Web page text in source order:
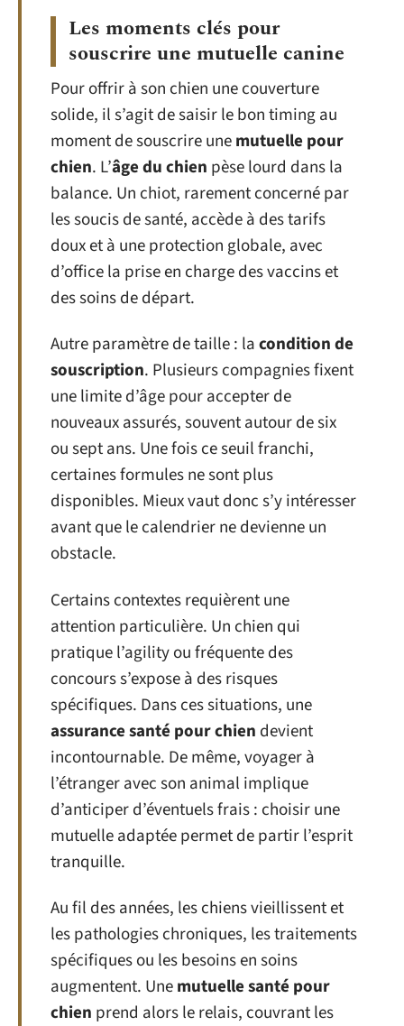
Les moments clés pour
souscrire une mutuelle canine
Pour offrir à son chien une couverture
solide, il s’agit de saisir le bon timing au
moment de souscrire unemutuelle pour
chien. L’âge du chien pèse lourd dans la
balance. Un chiot, rarement concerné par
les soucis de santé, accède à des tarifs
doux et à une protection globale, avec
d’office la prise en charge des vaccins et
des soins de départ.
Autre paramètre de taille : lacondition de
souscription. Plusieurs compagnies fixent
une limite d’âge pour accepter de
nouveaux assurés, souvent autour de six
ou sept ans. Une fois ce seuil franchi,
certaines formules ne sont plus
disponibles. Mieux vaut donc s’y intéresser
avant que le calendrier ne devienne un
obstacle.
Certains contextes requièrent une
attention particulière. Un chien qui
pratique l’agility ou fréquente des
concours s’expose à des risques
spécifiques. Dans ces situations, une
assurance santé pour chien devient
incontournable. De même, voyager à
l’étranger avec son animal implique
d’anticiper d’éventuels frais : choisir une
mutuelle adaptée permet de partir l’esprit
tranquille.
Au fil des années, les chiens vieillissent et
les pathologies chroniques, les traitements
spécifiques ou les besoins en soins
augmentent. Unemutuelle santé pour
chien prend alors le relais, couvrant les